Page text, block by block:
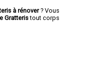
à rénover? Vous
Gratteristout corps